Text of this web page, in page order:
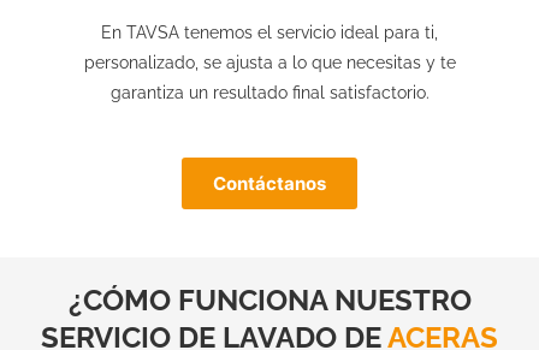
En TAVSA tenemos el servicio ideal para ti,
personalizado, se ajusta a lo que necesitas y te
garantiza un resultado final satisfactorio.
Contáctanos
¿CÓMO FUNCIONA NUESTRO
SERVICIO DE LAVADO DEACERAS